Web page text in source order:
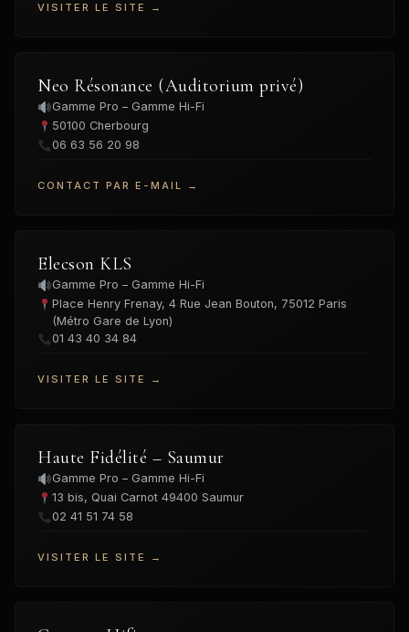
VISITER LE SITE →
Neo Résonance (Auditorium privé)
Gamme Pro – Gamme Hi-Fi
50100 Cherbourg
06 63 56 20 98
CONTACT PAR E-MAIL →
Elecson KLS
Gamme Pro – Gamme Hi-Fi
Place Henry Frenay, 4 Rue Jean Bouton, 75012 Paris
(Métro Gare de Lyon)
01 43 40 34 84
VISITER LE SITE →
Haute Fidélité – Saumur
Gamme Pro – Gamme Hi-Fi
13 bis, Quai Carnot 49400 Saumur
02 41 51 74 58
VISITER LE SITE →